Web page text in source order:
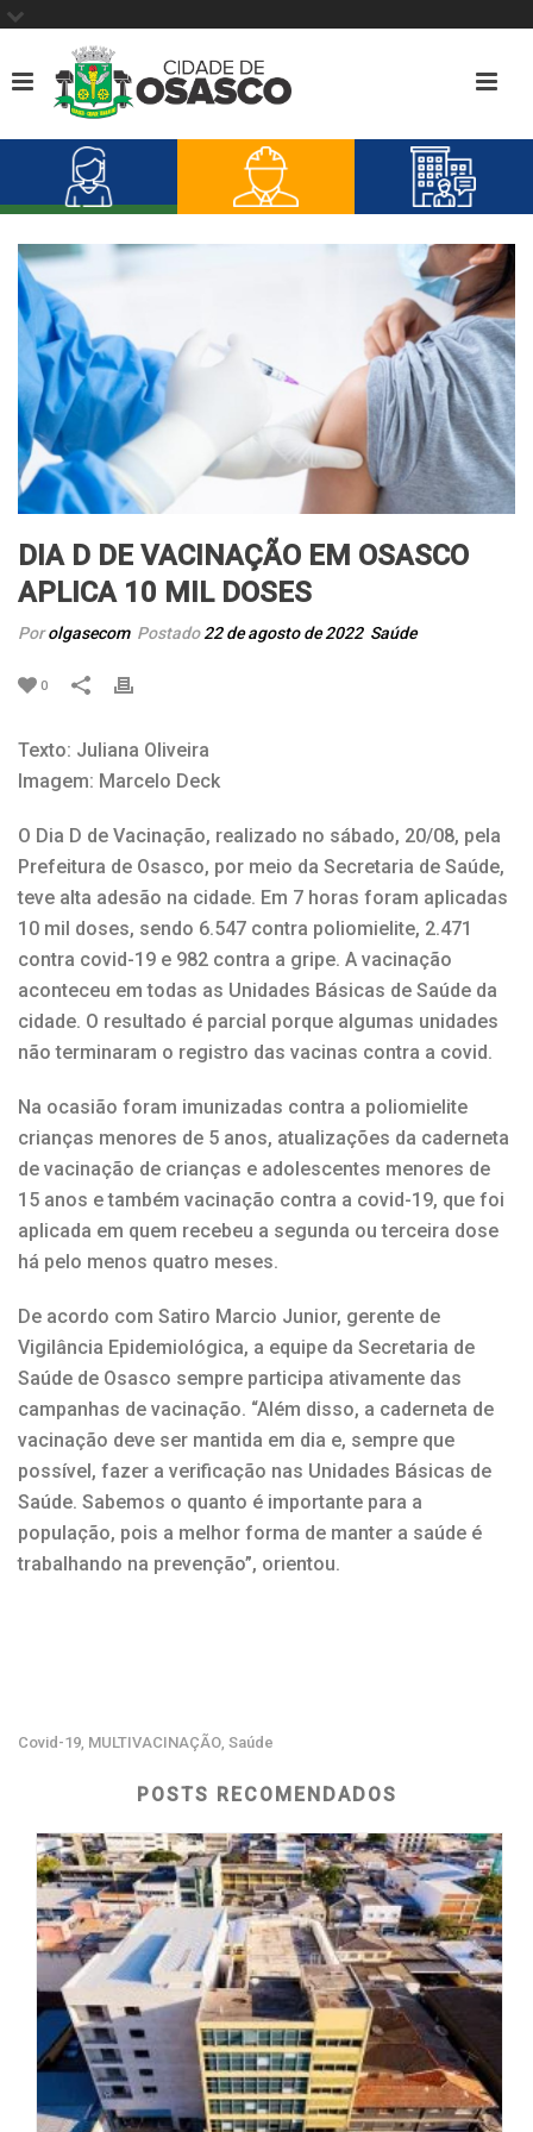
DIA D DE VACINAÇÃO EM OSASCO
APLICA 10 MIL DOSES
Porolgasecom Postado22 de agosto de 2022 Saúde
0
Texto: Juliana Oliveira
Imagem: Marcelo Deck
O Dia D de Vacinação, realizado no sábado, 20/08, pela
Prefeitura de Osasco, por meio da Secretaria de Saúde,
teve alta adesão na cidade. Em 7 horas foram aplicadas
10 mil doses, sendo 6.547 contra poliomielite, 2.471
contra covid-19 e 982 contra a gripe. A vacinação
aconteceu em todas as Unidades Básicas de Saúde da
cidade. O resultado é parcial porque algumas unidades
não terminaram o registro das vacinas contra a covid.
Na ocasião foram imunizadas contra a poliomielite
crianças menores de 5 anos, atualizações da caderneta
de vacinação de crianças e adolescentes menores de
15 anos e também vacinação contra a covid-19, que foi
aplicada em quem recebeu a segunda ou terceira dose
há pelo menos quatro meses.
De acordo com Satiro Marcio Junior, gerente de
Vigilância Epidemiológica, a equipe da Secretaria de
Saúde de Osasco sempre participa ativamente das
campanhas de vacinação. “Além disso, a caderneta de
vacinação deve ser mantida em dia e, sempre que
possível, fazer a verificação nas Unidades Básicas de
Saúde. Sabemos o quanto é importante para a
população, pois a melhor forma de manter a saúde é
trabalhando na prevenção”, orientou.
Covid-19, MULTIVACINAÇÃO, Saúde
POSTS RECOMENDADOS